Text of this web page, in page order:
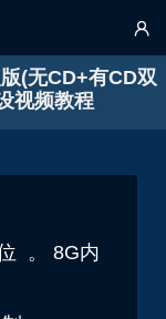

(无CD+有CD双
视频教程
。 8G内